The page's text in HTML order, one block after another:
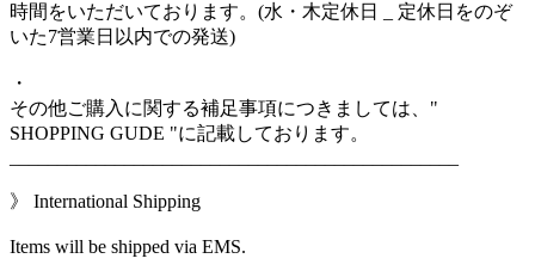
時間をいただいております。(水・木定休日 _ 定休日をのぞ
いた7営業日以内での発送)
・
その他ご購入に関する補足事項につきましては、"
SHOPPING GUDE "に記載しております。
》 International Shipping
Items will be shipped via EMS.